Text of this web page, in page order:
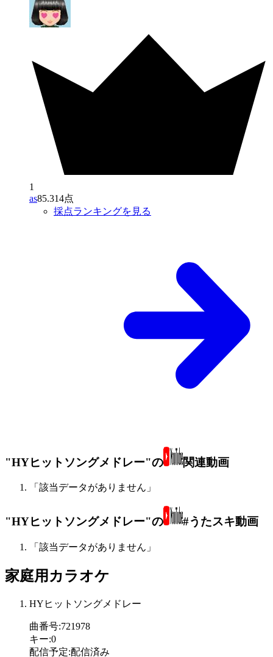
1
as85.314点
採点ランキングを見る
"HYヒットソングメドレー"の 関連動画
「該当データがありません」
"HYヒットソングメドレー"の #うたスキ動画
「該当データがありません」
家庭用カラオケ
HYヒットソングメドレー
曲番号:721978
キー:0
配信予定:配信済み